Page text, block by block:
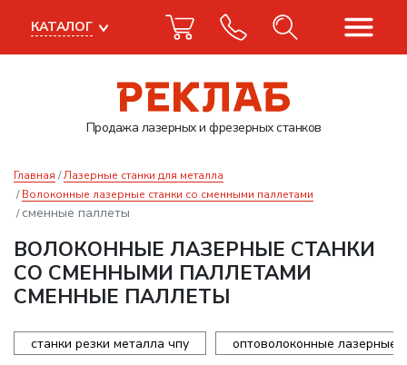
Продажа лазерныхи фрезерных станков
КАТАЛОГ
Главная
Лазерные станки для металла
Волоконные лазерные станки со сменными паллетами
сменные паллеты
ВОЛОКОННЫЕ ЛАЗЕРНЫЕ СТАНКИ
СО СМЕННЫМИ ПАЛЛЕТАМИ
СМЕННЫЕ ПАЛЛЕТЫ
станки резки металла чпу оптоволоконные лазерные